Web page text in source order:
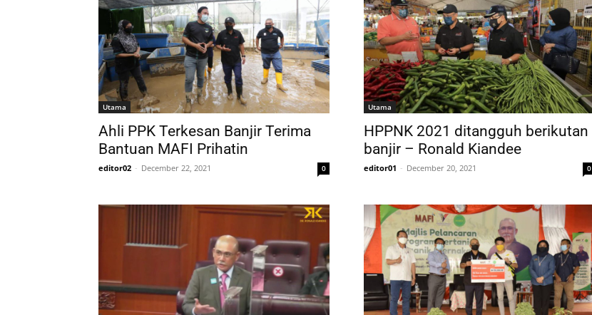
Utama
Ahli PPK Terkesan Banjir Terima
Bantuan MAFI Prihatin
editor02 - December 22, 2021 0
Utama
HPPNK 2021 ditangguh berikutan
banjir – Ronald Kiandee
editor01 - December 20, 2021 0